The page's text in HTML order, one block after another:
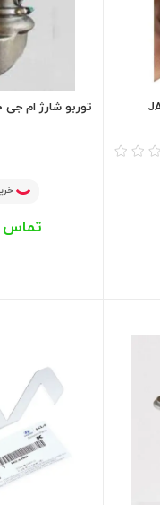
توربو شارژ ام جی 550 و ام جی 6
تماس